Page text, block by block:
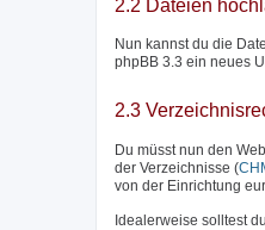
2.2 Dateien
Nun kannst du die
phpBB 3.3 ein neues
2.3
Du müsst nun den
der Verzeichnisse (
von der Einrichtung
Idealerweise solltest